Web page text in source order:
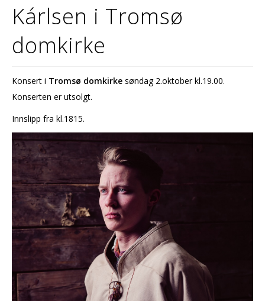
VIGSEL
GRAVFERD
Kárlsen i Tromsø
domkirke
Konsert i Tromsø domkirke søndag 2.oktober kl.19.00.
Konserten er utsolgt.
Innslipp fra kl.1815.